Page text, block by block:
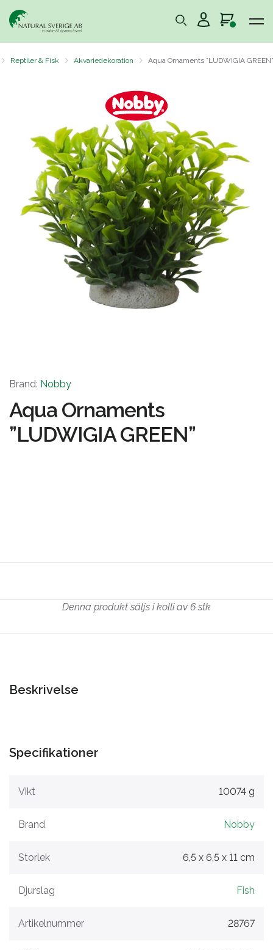
Reptiler & Fisk Akvariedekoration Aqua Ornaments ”LUDWIGIA GREEN”
Brand: Nobby
Aqua Ornaments
”LUDWIGIA GREEN”
Denna produkt säljs i kolli av 6 stk
Beskrivelse
Specifikationer
Vikt 10074 g
Brand Nobby
Storlek 6,5 x 6,5 x 11 cm
Djurslag Fish
Artikelnummer 28767